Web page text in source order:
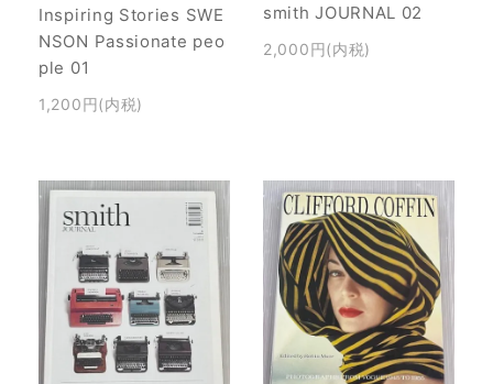
Inspiring Stories SWE
NSON Passionate peo
ple 01
1,200円(内税)
smith JOURNAL 02
2,000円(内税)